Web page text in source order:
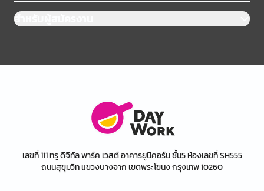
สำหรับผู้สมัครงาน
เลขที่ 111 ทรู ดิจิทัล พาร์ค เวสต์ อาคารยูนิคอร์น ชั้น5 ห้องเลขที่ SH555
ถนนสุขุมวิท แขวงบางจาก เขตพระโขนง กรุงเทพ 10260